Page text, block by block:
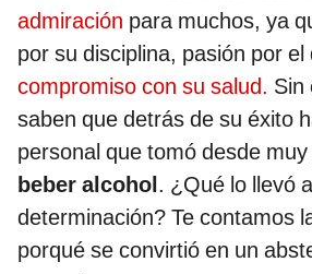
admiración para muchos, ya
por su disciplina, pasión por
compromiso con su salud. Sin
saben que detrás de su éxito
personal que tomó desde muy
beber alcohol. ¿Qué lo llevó
determinación? Te contamos
porqué se convirtió en un